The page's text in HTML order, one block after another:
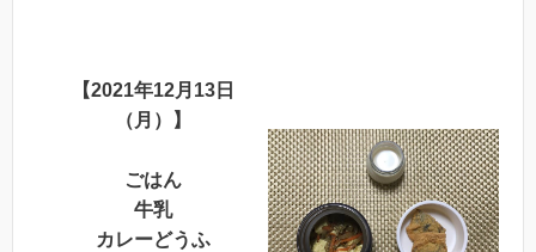
【2021年12月13日
（月）】
ごはん
牛乳
カレーどうふ